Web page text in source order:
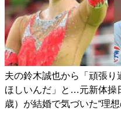
夫の鈴木誠也から「頑張り
ほしいんだ」と…元新体操
歳）が結婚で気づいた“理想